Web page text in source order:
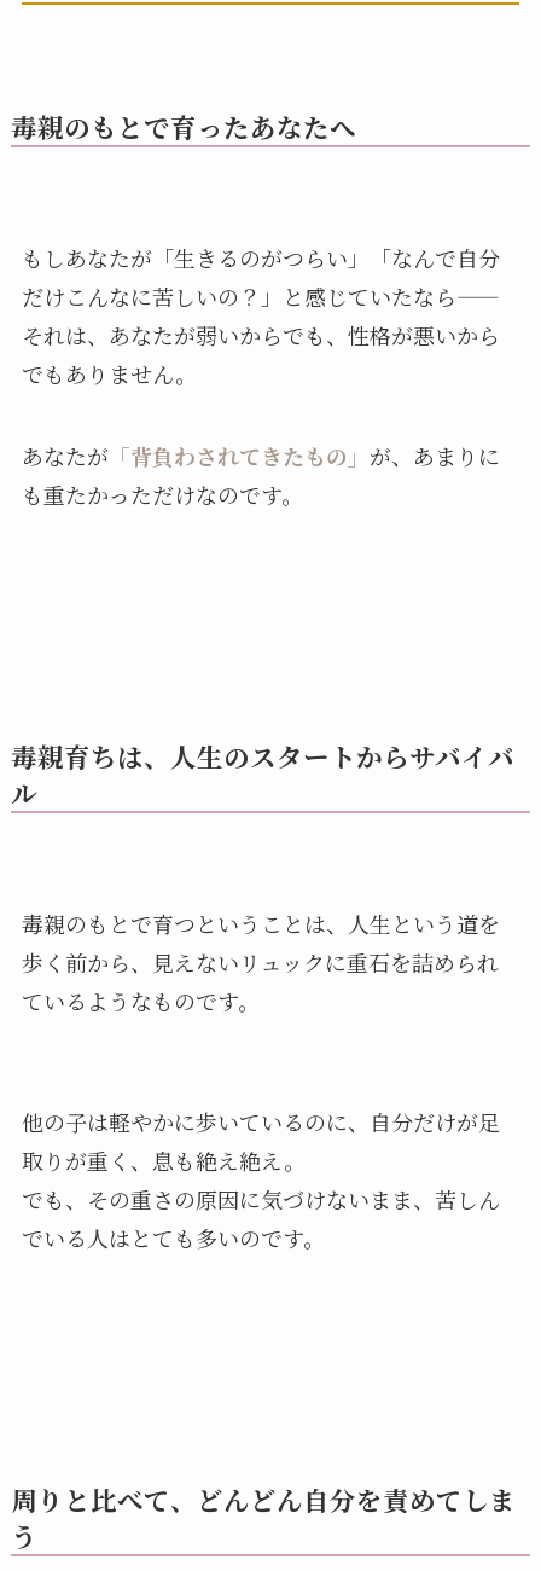
毒親のもとで育ったあなたへ
もしあなたが「生きるのがつらい」「なんで自分
だけこんなに苦しいの？」と感じていたなら――
それは、あなたが弱いからでも、性格が悪いから
でもありません。
あなたが「背負わされてきたもの」 が、あまりに
も重たかっただけなのです。
毒親育ちは、人生のスタートからサバイバ
ル
毒親のもとで育つということは、人生という道を
歩く前から、見えないリュックに重石を詰められ
ているようなものです。
他の子は軽やかに歩いているのに、自分だけが足
取りが重く、息も絶え絶え。
でも、その重さの原因に気づけないまま、苦しん
でいる人はとても多いのです。
周りと比べて、どんどん自分を責めてしま
う